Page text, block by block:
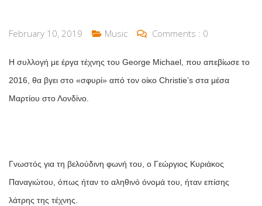
February 10, 2019 Music Comments : 0
Η συλλογή με έργα τέχνης του George Michael, που απεβίωσε το
2016, θα βγει στο «σφυρί» από τον οίκο Christie’s στα μέσα
Μαρτίου στο Λονδίνο.
Γνωστός για τη βελούδινη φωνή του, ο Γεώργιος Κυριάκος
Παναγιώτου, όπως ήταν το αληθινό όνομά του, ήταν επίσης
λάτρης της τέχνης.